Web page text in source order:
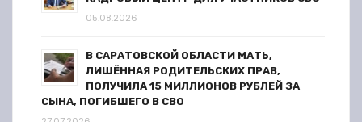
05.08.2026
В САРАТОВСКОЙ ОБЛАСТИ МАТЬ,
ЛИШЁННАЯ РОДИТЕЛЬСКИХ ПРАВ,
ПОЛУЧИЛА 15 МИЛЛИОНОВ РУБЛЕЙ ЗА
СЫНА, ПОГИБШЕГО В СВО